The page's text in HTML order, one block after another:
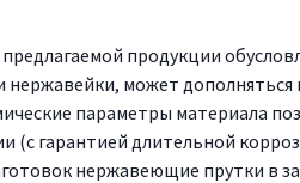
продукции
нержавейки, может
параметры материала
(с гарантией длительной
нержавеющие прутки в